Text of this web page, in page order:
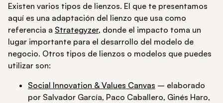
Existen varios tipos de lienzos. El que te presentamos
aquí es una adaptación del lienzo que usa como
referencia a Strategyzer, donde el impacto toma un
lugar importante para el desarrollo del modelo de
negocio. Otros tipos de lienzos o modelos que puedes
utilizar son:
Social Innovation & Values Canvas – elaborado
por Salvador García, Paco Caballero, Ginés Haro,